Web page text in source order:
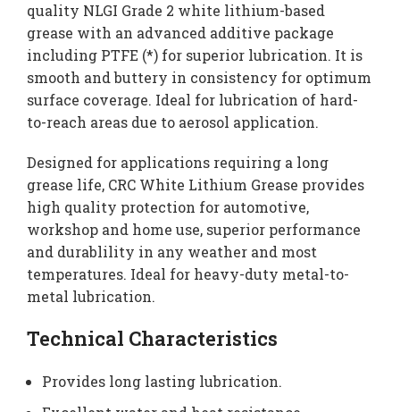
quality NLGI Grade 2 white lithium-based
grease with an advanced additive package
including PTFE (*) for superior lubrication. It is
smooth and buttery in consistency for optimum
surface coverage. Ideal for lubrication of hard-
to-reach areas due to aerosol application.
Designed for applications requiring a long
grease life, CRC White Lithium Grease provides
high quality protection for automotive,
workshop and home use, superior performance
and durablility in any weather and most
temperatures. Ideal for heavy-duty metal-to-
metal lubrication.
Technical Characteristics
Provides long lasting lubrication.